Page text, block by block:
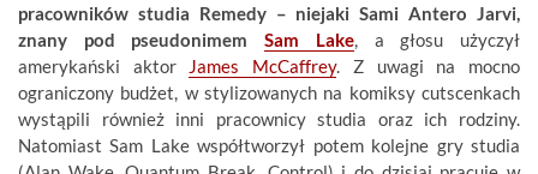
pracowników studia Remedy – niejaki Sami Antero Jarvi,
znany pod pseudonimemSam Lake, a głosu użyczył
amerykański aktor James McCaffrey. Z uwagi na mocno
ograniczony budżet, w stylizowanych na komiksy cutscenkach
wystąpili również inni pracownicy studia oraz ich rodziny.
Natomiast Sam Lake współtworzył potem kolejne gry studia